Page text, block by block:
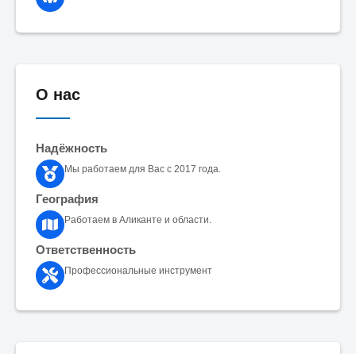
О нас
Надёжность
Мы работаем для Вас с 2017 года.
География
Работаем в Аликанте и области.
Ответственность
Профессиональные инструмент